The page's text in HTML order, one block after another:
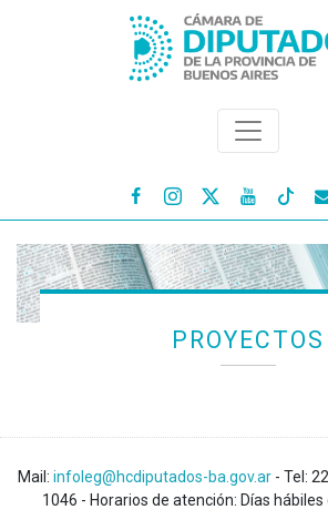
 
PROYECTOS
Mail: infoleg@hcdiputados-ba.gov.ar - Tel:
1046 - Horarios de atención: Días hábiles